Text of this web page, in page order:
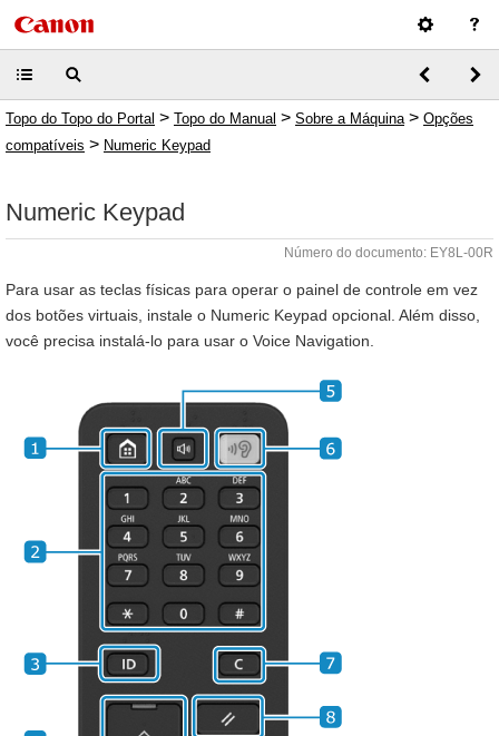
Topo do Topo do Portal > Topo do Manual > Sobre a Máquina > Opções
compatíveis > Numeric Keypad
Numeric Keypad
Número do documento: EY8L-00R
Para usar as teclas físicas para operar o painel de controle em vez
dos botões virtuais, instale o Numeric Keypad opcional. Além disso,
você precisa instalá-lo para usar o Voice Navigation.